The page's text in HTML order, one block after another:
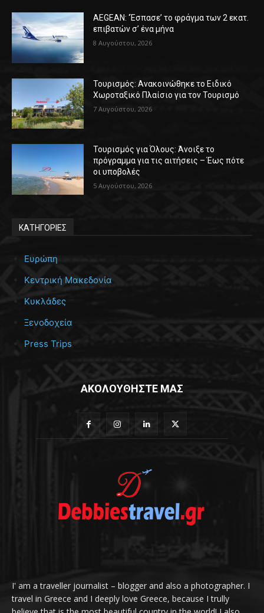
AEGEAN: ‘Έσπασε’ το φράγμα των 2 εκατ.
επιβατών σ’ ένα μήνα
8 Αυγούστου, 2026
Τουρισμός: Ανακοινώθηκε το Ειδικό
Χωροταξικό Πλαίσιο για τον Τουρισμό
7 Αυγούστου, 2026
Τουρισμός για Όλους: Άνοιξε το
πρόγραμμα για τις αιτήσεις – Έως πότε
οι υποβολές
5 Αυγούστου, 2026
ΚΑΤΗΓΟΡΙΕΣ
Ευρώπη
Κεντρική Μακεδονία
Κυκλάδες
Ξενοδοχεία
Press Trips
ΑΚΟΛΟΥΘΗΣΤΕ ΜΑΣ
I' am a traveller journalist – blogger and also a photographer. I
travel in Greece and I deeply love Greece, because I trully